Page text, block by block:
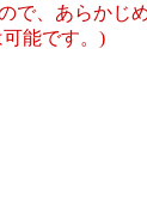
で、あらかじ
能です。)